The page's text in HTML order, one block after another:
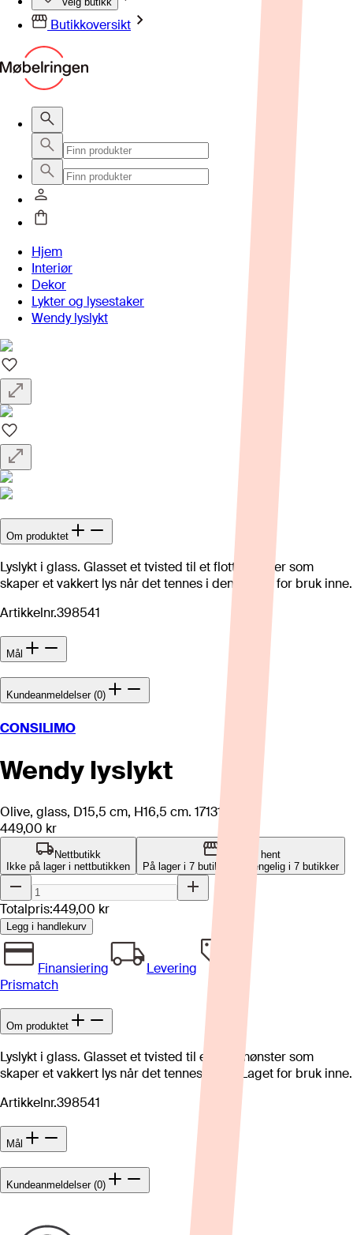
Butikkoversikt
Hjem
Interiør
Dekor
Lykter og lysestaker
Wendy lyslykt
Om produktet
Lyslykt i glass. Glasset et tvisted til et flott mønster som
skaper et vakkert lys når det tennes i den. Laget for bruk inne.
Artikkelnr.398541
Mål
Kundeanmeldelser (0)
CONSILIMO
Wendy lyslykt
Olive, glass, D15,5 cm, H16,5 cm. 171313.
449,00 kr
Nettbutikk
Ikke på lager i nettbutikken
Klikk og hent
På lager i 7 butikker
Tilgjengelig i 7 butikker
Totalpris:449,00 kr
Legg i handlekurv
Finansiering
Levering
Prismatch
Om produktet
Lyslykt i glass. Glasset et tvisted til et flott mønster som
skaper et vakkert lys når det tennes i den. Laget for bruk inne.
Artikkelnr.398541
Mål
Kundeanmeldelser (0)